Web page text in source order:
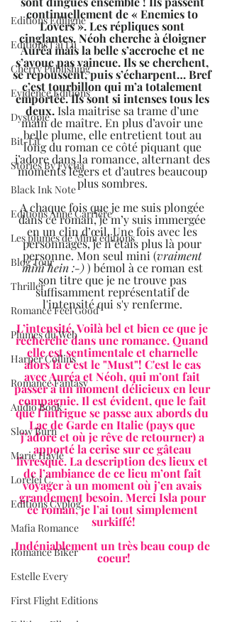
Editions Ediligne
Editions J'ai Lu
Cherry Publishing
Evidence Editions
Dystopie
Bit-Lit
Stories By Fyctia
Black Ink Note
Editions Anne Carrière
Les plumes de Mimi éditions
Blog Tour
Thriller
Romance Feel Good
Plumes du Web
Harper Collins
Romance Fantasy
Audio Book
Slow Burn
Marie Hayle
Lorelei C.
Editions Cyplog
Mafia Romance
Romance Biker
Estelle Every
First Flight Editions
continuellement de « Enemies to
Lovers ». Les répliques sont
cinglantes. Néoh cherche à éloigner
Auréa mais la belle s’accroche et ne
s’avoue pas vaincue. Ils se cherchent,
se repoussent, puis s’écharpent… Bref
c’est tourbillon qui m’a totalement
emportée. Ils sont si intenses tous les
deux. Isla maitrise sa trame d’une
main de maître. En plus d’avoir une
belle plume, elle entretient tout au
long du roman ce côté piquant que
j’adore dans la romance, alternant des
moments légers et d’autres beaucoup
plus sombres.
A chaque fois que je me suis plongée
dans ce roman, je m’y suis immergée
en un clin d’œil. Une fois avec les
personnages, je n’étais plus là pour
personne. Mon seul mini (vraiment
mini hein :-) ) bémol à ce roman est
son titre que je ne trouve pas
suffisamment représentatif de
l'intensité qui s'y renferme.
L’intensité. Voilà bel et bien ce que je
recherche dans une romance. Quand
elle est sentimentale et charnelle
alors là c’est le "Must"! C'est le cas
avec Auréa et Néoh, qui m’ont fait
passer à un moment délicieux en leur
compagnie. Il est évident, que le fait
que l’intrigue se passe aux abords du
Lac de Garde en Italie (pays que
j’adore et où je rêve de retourner) a
apporté la cerise sur ce gâteau
livresque. La description des lieux et
de l’ambiance de ce lieu m’ont fait
voyager à un moment où j’en avais
grandement besoin. Merci Isla pour
ce roman, je l’ai tout simplement
surkiffé!
Indéniablement un très beau coup de
coeur!